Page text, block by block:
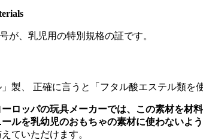
が、乳児用の特別規格の証です。
製、 正確に言うと「フタル酸エステル類を
ロッパの玩具メーカーでは、この素材を材
ルを乳幼児のおもちゃの素材に使わないよう
ていただけます。